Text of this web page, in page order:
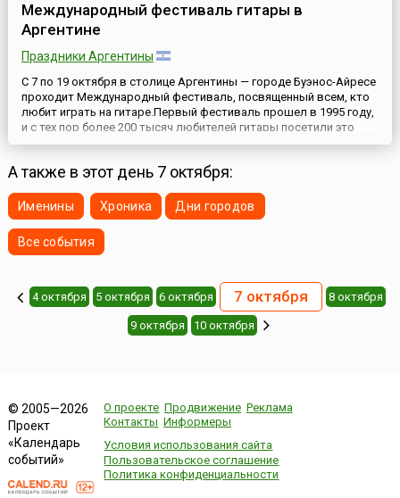
Международный фестиваль гитары в
Аргентине
Праздники Аргентины
С 7 по 19 октября в столице Аргентины — городе Буэнос-Айресе
проходит Международный фестиваль, посвященный всем, кто
любит играть на гитаре.Первый фестиваль прошел в 1995 году,
и с тех пор более 200 тысяч любителей гитары посетили это
впечатляющее событие. Фестиваль стал постепенно одним из
талантливых исполнителей — это в основном жите...
А также в этот день 7 октября:
Именины Хроника Дни городов
Все события
4 октября 5 октября 6 октября 7 октября 8 октября
9 октября 10 октября
© 2005—2026
Проект
«Календарь
событий»
О проекте Продвижение Реклама
Контакты Информеры
Условия использования сайта
Пользовательское соглашение
Политика конфиденциальности